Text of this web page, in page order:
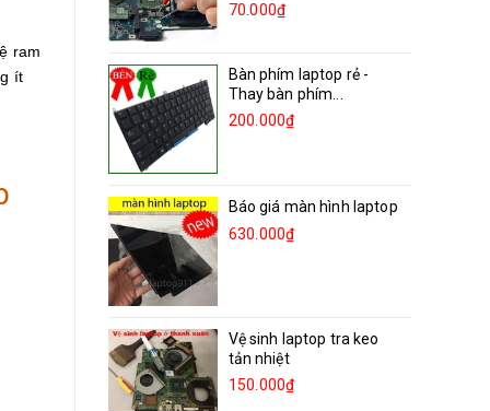
ram
ít
70.000₫
Bàn phím laptop rẻ -
Thay bàn phím...
200.000₫
Báo giá màn hình laptop
630.000₫
Vệ sinh laptop tra keo
tản nhiệt
150.000₫